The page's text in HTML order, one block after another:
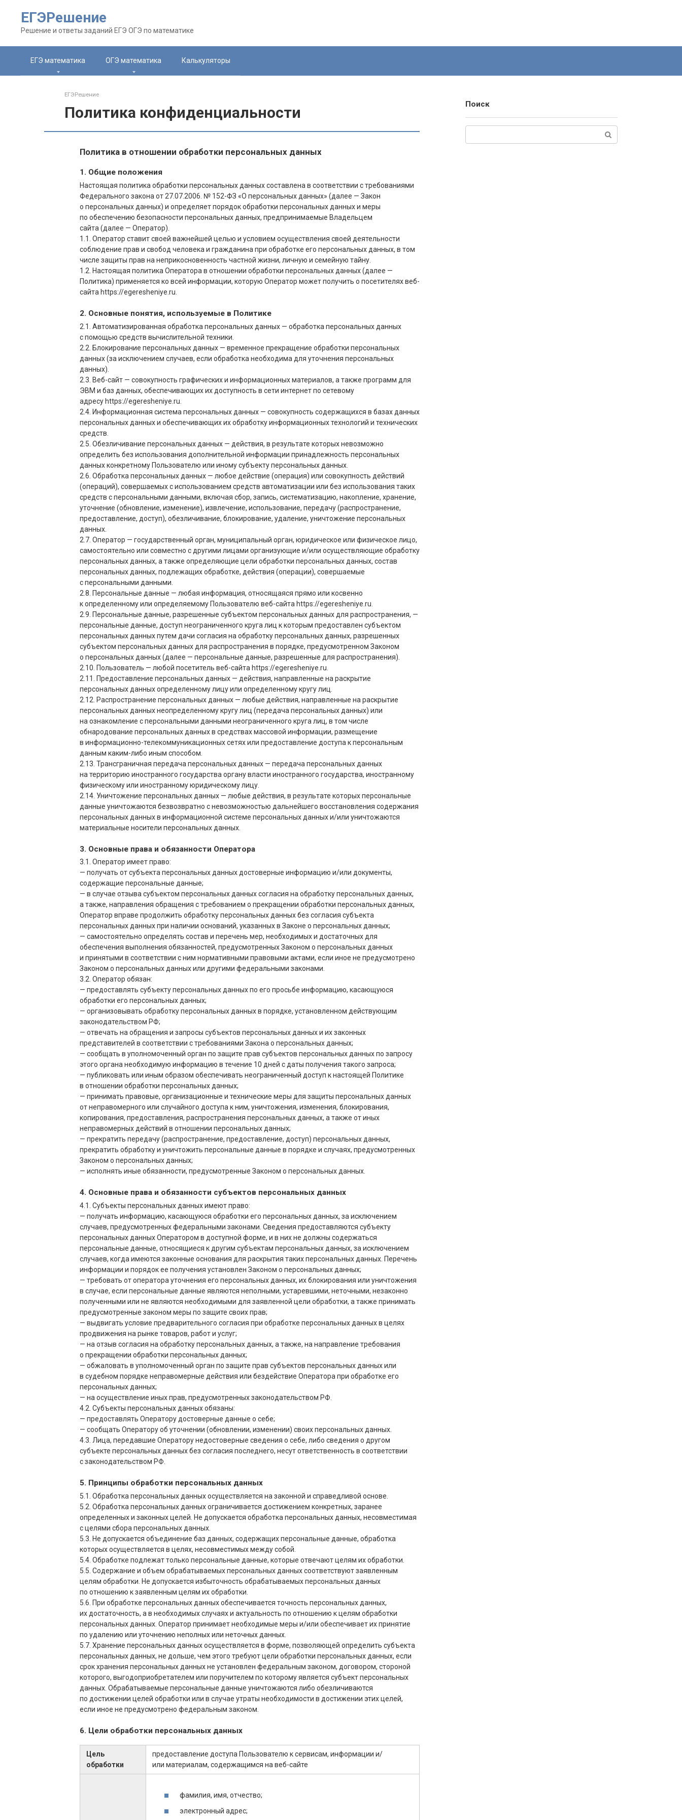
контенту
ЕГЭРешение
Решение и ответы заданий ЕГЭ ОГЭ по математике
ЕГЭ математика ОГЭ математика Калькуляторы
ЕГЭРешение
Политика конфиденциальности
Политика в отношении обработки персональных данных
1. Общие положения
Настоящая политика обработки персональных данных составлена в соответствии с требованиями
Федерального закона от 27.07.2006. № 152-ФЗ «О персональных данных» (далее — Закон
о персональных данных) и определяет порядок обработки персональных данных и меры
по обеспечению безопасности персональных данных, предпринимаемые Владельцем
сайта (далее — Оператор).
1.1. Оператор ставит своей важнейшей целью и условием осуществления своей деятельности
соблюдение прав и свобод человека и гражданина при обработке его персональных данных, в том
числе защиты прав на неприкосновенность частной жизни, личную и семейную тайну.
1.2. Настоящая политика Оператора в отношении обработки персональных данных (далее —
Политика) применяется ко всей информации, которую Оператор может получить о посетителях веб-
сайта https://egeresheniye.ru
2. Основные понятия, используемые в Политике
2.1. Автоматизированная обработка персональных данных — обработка персональных данных
с помощью средств вычислительной техники.
2.2. Блокирование персональных данных — временное прекращение обработки персональных
данных (за исключением случаев, если обработка необходима для уточнения персональных
данных).
2.3. Веб-сайт — совокупность графических и информационных материалов, а также программ для
ЭВМ и баз данных, обеспечивающих их доступность в сети интернет по сетевому
адресуhttps://egeresheniye.ru
2.4. Информационная система персональных данных — совокупность содержащихся в базах данных
персональных данных и обеспечивающих их обработку информационных технологий и технических
средств.
2.5. Обезличивание персональных данных — действия, в результате которых невозможно
определить без использования дополнительной информации принадлежность персональных
данных конкретному Пользователю или иному субъекту персональных данных.
2.6. Обработка персональных данных — любое действие (операция) или совокупность действий
(операций), совершаемых с использованием средств автоматизации или без использования таких
средств с персональными данными, включая сбор, запись, систематизацию, накопление, хранение,
уточнение (обновление, изменение), извлечение, использование, передачу (распространение,
предоставление, доступ), обезличивание, блокирование, удаление, уничтожение персональных
данных.
2.7. Оператор — государственный орган, муниципальный орган, юридическое или физическое лицо,
самостоятельно или совместно с другими лицами организующие и/или осуществляющие обработку
персональных данных, а также определяющие цели обработки персональных данных, состав
персональных данных, подлежащих обработке, действия (операции), совершаемые
с персональными данными.
2.8. Персональные данные — любая информация, относящаяся прямо или косвенно
к определенному или определяемому Пользователю веб-сайта https://egeresheniye.ru
2.9. Персональные данные, разрешенные субъектом персональных данных для распространения, —
персональные данные, доступ неограниченного круга лиц к которым предоставлен субъектом
персональных данных путем дачи согласия на обработку персональных данных, разрешенных
субъектом персональных данных для распространения в порядке, предусмотренном Законом
о персональных данных (далее — персональные данные, разрешенные для распространения).
2.10. Пользователь — любой посетитель веб-сайта https://egeresheniye.ru
2.11. Предоставление персональных данных — действия, направленные на раскрытие
персональных данных определенному лицу или определенному кругу лиц.
2.12. Распространение персональных данных — любые действия, направленные на раскрытие
персональных данных неопределенному кругу лиц (передача персональных данных) или
на ознакомление с персональными данными неограниченного круга лиц, в том числе
обнародование персональных данных в средствах массовой информации, размещение
в информационно-телекоммуникационных сетях или предоставление доступа к персональным
данным каким-либо иным способом.
2.13. Трансграничная передача персональных данных — передача персональных данных
на территорию иностранного государства органу власти иностранного государства, иностранному
физическому или иностранному юридическому лицу.
2.14. Уничтожение персональных данных — любые действия, в результате которых персональные
данные уничтожаются безвозвратно с невозможностью дальнейшего восстановления содержания
персональных данных в информационной системе персональных данных и/или уничтожаются
материальные носители персональных данных.
3. Основные права и обязанности Оператора
3.1. Оператор имеет право:
— получать от субъекта персональных данных достоверные информацию и/или документы,
содержащие персональные данные;
— в случае отзыва субъектом персональных данных согласия на обработку персональных данных,
а также, направления обращения с требованием о прекращении обработки персональных данных,
Оператор вправе продолжить обработку персональных данных без согласия субъекта
персональных данных при наличии оснований, указанных в Законе о персональных данных;
— самостоятельно определять состав и перечень мер, необходимых и достаточных для
обеспечения выполнения обязанностей, предусмотренных Законом о персональных данных
и принятыми в соответствии с ним нормативными правовыми актами, если иное не предусмотрено
Законом о персональных данных или другими федеральными законами.
3.2. Оператор обязан:
— предоставлять субъекту персональных данных по его просьбе информацию, касающуюся
обработки его персональных данных;
— организовывать обработку персональных данных в порядке, установленном действующим
законодательством РФ;
— отвечать на обращения и запросы субъектов персональных данных и их законных
представителей в соответствии с требованиями Закона о персональных данных;
— сообщать в уполномоченный орган по защите прав субъектов персональных данных по запросу
этого органа необходимую информацию в течение 10 дней с даты получения такого запроса;
— публиковать или иным образом обеспечивать неограниченный доступ к настоящей Политике
в отношении обработки персональных данных;
— принимать правовые, организационные и технические меры для защиты персональных данных
от неправомерного или случайного доступа к ним, уничтожения, изменения, блокирования,
копирования, предоставления, распространения персональных данных, а также от иных
неправомерных действий в отношении персональных данных;
— прекратить передачу (распространение, предоставление, доступ) персональных данных,
прекратить обработку и уничтожить персональные данные в порядке и случаях, предусмотренных
Законом о персональных данных;
— исполнять иные обязанности, предусмотренные Законом о персональных данных.
4. Основные права и обязанности субъектов персональных данных
4.1. Субъекты персональных данных имеют право:
— получать информацию, касающуюся обработки его персональных данных, за исключением
случаев, предусмотренных федеральными законами. Сведения предоставляются субъекту
персональных данных Оператором в доступной форме, и в них не должны содержаться
персональные данные, относящиеся к другим субъектам персональных данных, за исключением
случаев, когда имеются законные основания для раскрытия таких персональных данных. Перечень
информации и порядок ее получения установлен Законом о персональных данных;
— требовать от оператора уточнения его персональных данных, их блокирования или уничтожения
в случае, если персональные данные являются неполными, устаревшими, неточными, незаконно
полученными или не являются необходимыми для заявленной цели обработки, а также принимать
предусмотренные законом меры по защите своих прав;
— выдвигать условие предварительного согласия при обработке персональных данных в целях
продвижения на рынке товаров, работ и услуг;
— на отзыв согласия на обработку персональных данных, а также, на направление требования
о прекращении обработки персональных данных;
— обжаловать в уполномоченный орган по защите прав субъектов персональных данных или
в судебном порядке неправомерные действия или бездействие Оператора при обработке его
персональных данных;
— на осуществление иных прав, предусмотренных законодательством РФ.
4.2. Субъекты персональных данных обязаны:
— предоставлять Оператору достоверные данные о себе;
— сообщать Оператору об уточнении (обновлении, изменении) своих персональных данных.
4.3. Лица, передавшие Оператору недостоверные сведения о себе, либо сведения о другом
субъекте персональных данных без согласия последнего, несут ответственность в соответствии
с законодательством РФ.
5. Принципы обработки персональных данных
5.1. Обработка персональных данных осуществляется на законной и справедливой основе.
5.2. Обработка персональных данных ограничивается достижением конкретных, заранее
определенных и законных целей. Не допускается обработка персональных данных, несовместимая
с целями сбора персональных данных.
5.3. Не допускается объединение баз данных, содержащих персональные данные, обработка
которых осуществляется в целях, несовместимых между собой.
5.4. Обработке подлежат только персональные данные, которые отвечают целям их обработки.
5.5. Содержание и объем обрабатываемых персональных данных соответствуют заявленным
целям обработки. Не допускается избыточность обрабатываемых персональных данных
по отношению к заявленным целям их обработки.
5.6. При обработке персональных данных обеспечивается точность персональных данных,
их достаточность, а в необходимых случаях и актуальность по отношению к целям обработки
персональных данных. Оператор принимает необходимые меры и/или обеспечивает их принятие
по удалению или уточнению неполных или неточных данных.
5.7. Хранение персональных данных осуществляется в форме, позволяющей определить субъекта
персональных данных, не дольше, чем этого требуют цели обработки персональных данных, если
срок хранения персональных данных не установлен федеральным законом, договором, стороной
которого, выгодоприобретателем или поручителем по которому является субъект персональных
данных. Обрабатываемые персональные данные уничтожаются либо обезличиваются
по достижении целей обработки или в случае утраты необходимости в достижении этих целей,
если иное не предусмотрено федеральным законом.
6. Цели обработки персональных данных
Цель
обработки
предоставление доступа Пользователю к сервисам, информации и/
или материалам, содержащимся на веб-сайте
фамилия, имя, отчество;
электронный адрес;
Поиск